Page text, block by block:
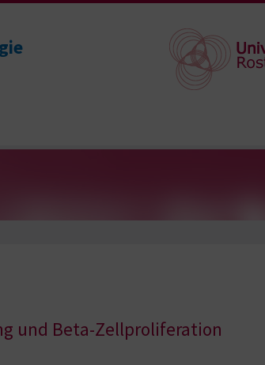
und Beta-Zellproliferation